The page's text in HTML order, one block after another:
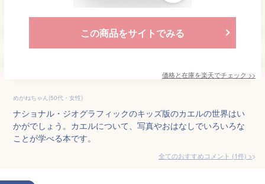
この商品をサイトでみる
価格と在庫を楽天でチェック >>
めがねちゃん(50代・女性)
ナショナル・ジオグラフィックのキッズ版のカエルの世界はい
かがでしょう。カエルについて、写真やおはなしでいろいろな
ことが学べる本です。
全てのおすすめコメント (1件) >